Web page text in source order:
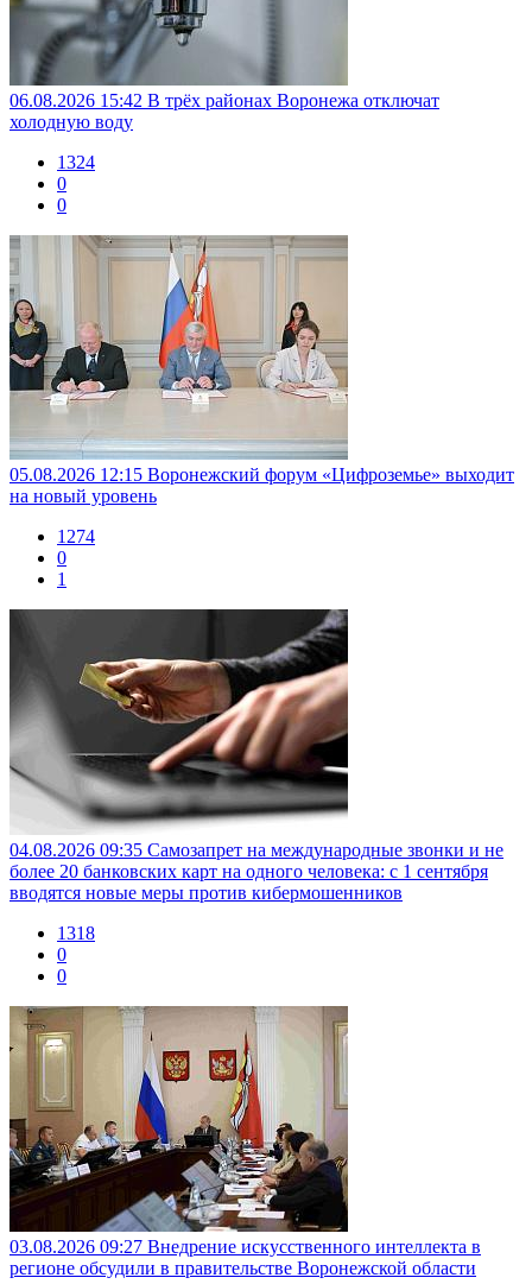
06.08.2026 15:42 В трёх районах Воронежа отключат
холодную воду
1324
0
0
05.08.2026 12:15 Воронежский форум «Цифроземье» выходит
на новый уровень
1274
0
1
04.08.2026 09:35 Самозапрет на международные звонки и не
более 20 банковских карт на одного человека: с 1 сентября
вводятся новые меры против кибермошенников
1318
0
0
03.08.2026 09:27 Внедрение искусственного интеллекта в
регионе обсудили в правительстве Воронежской области